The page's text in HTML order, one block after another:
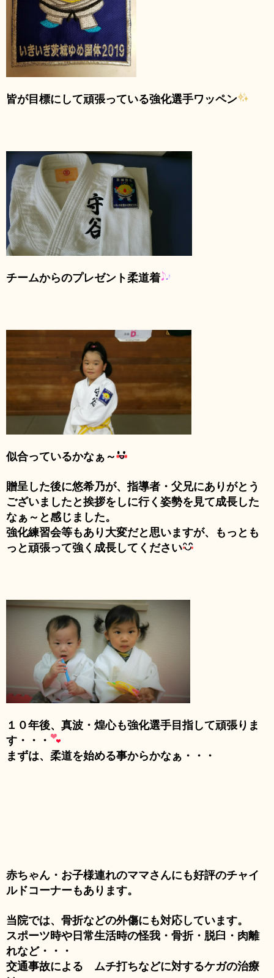
皆が目標にして頑張っている強化選手ワッペン
チームからのプレゼント柔道着
似合っているかなぁ～
贈呈した後に悠希乃が、指導者・父兄にありがとう
ございましたと挨拶をしに行く姿勢を見て成長した
なぁ～と感じました。
強化練習会等もあり大変だと思いますが、もっとも
っと頑張って強く成長してください
１０年後、真波・煌心も強化選手目指して頑張りま
す・・・
まずは、柔道を始める事からかなぁ・・・
赤ちゃん・お子様連れのママさんにも好評のチャイ
ルドコーナーもあります。
当院では、骨折などの外傷にも対応しています。
スポーツ時や日常生活時の怪我・骨折・脱臼・肉離
れなど・・・
交通事故による ムチ打ちなどに対するケガの治療